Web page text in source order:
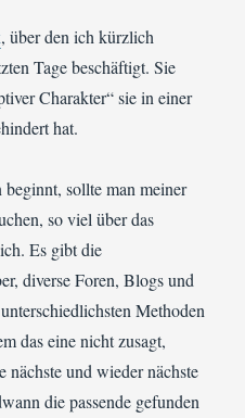
, über den ich kürzlich
Tage beschäftigt. Sie
Charakter“ sie in einer
hat.
sollte man meiner
so viel über das
Es gibt die
diverse Foren, Blogs und
Methoden
das eine nicht zusagt,
nächste und wieder nächste
die passende gefunden